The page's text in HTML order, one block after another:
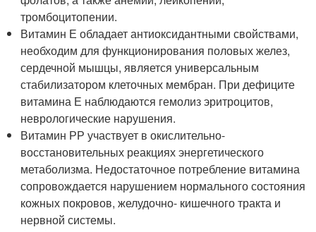
тромбоцитопении.
Витамин Е обладает антиоксидантными свойствами,
необходим для функционирования половых желез,
сердечной мышцы, является универсальным
стабилизатором клеточных мембран. При дефиците
витамина Е наблюдаются гемолиз эритроцитов,
неврологические нарушения.
Витамин РР участвует в окислительно-
восстановительных реакциях энергетического
метаболизма. Недостаточное потребление витамина
сопровождается нарушением нормального состояния
кожных покровов, желудочно- кишечного тракта и
нервной системы.